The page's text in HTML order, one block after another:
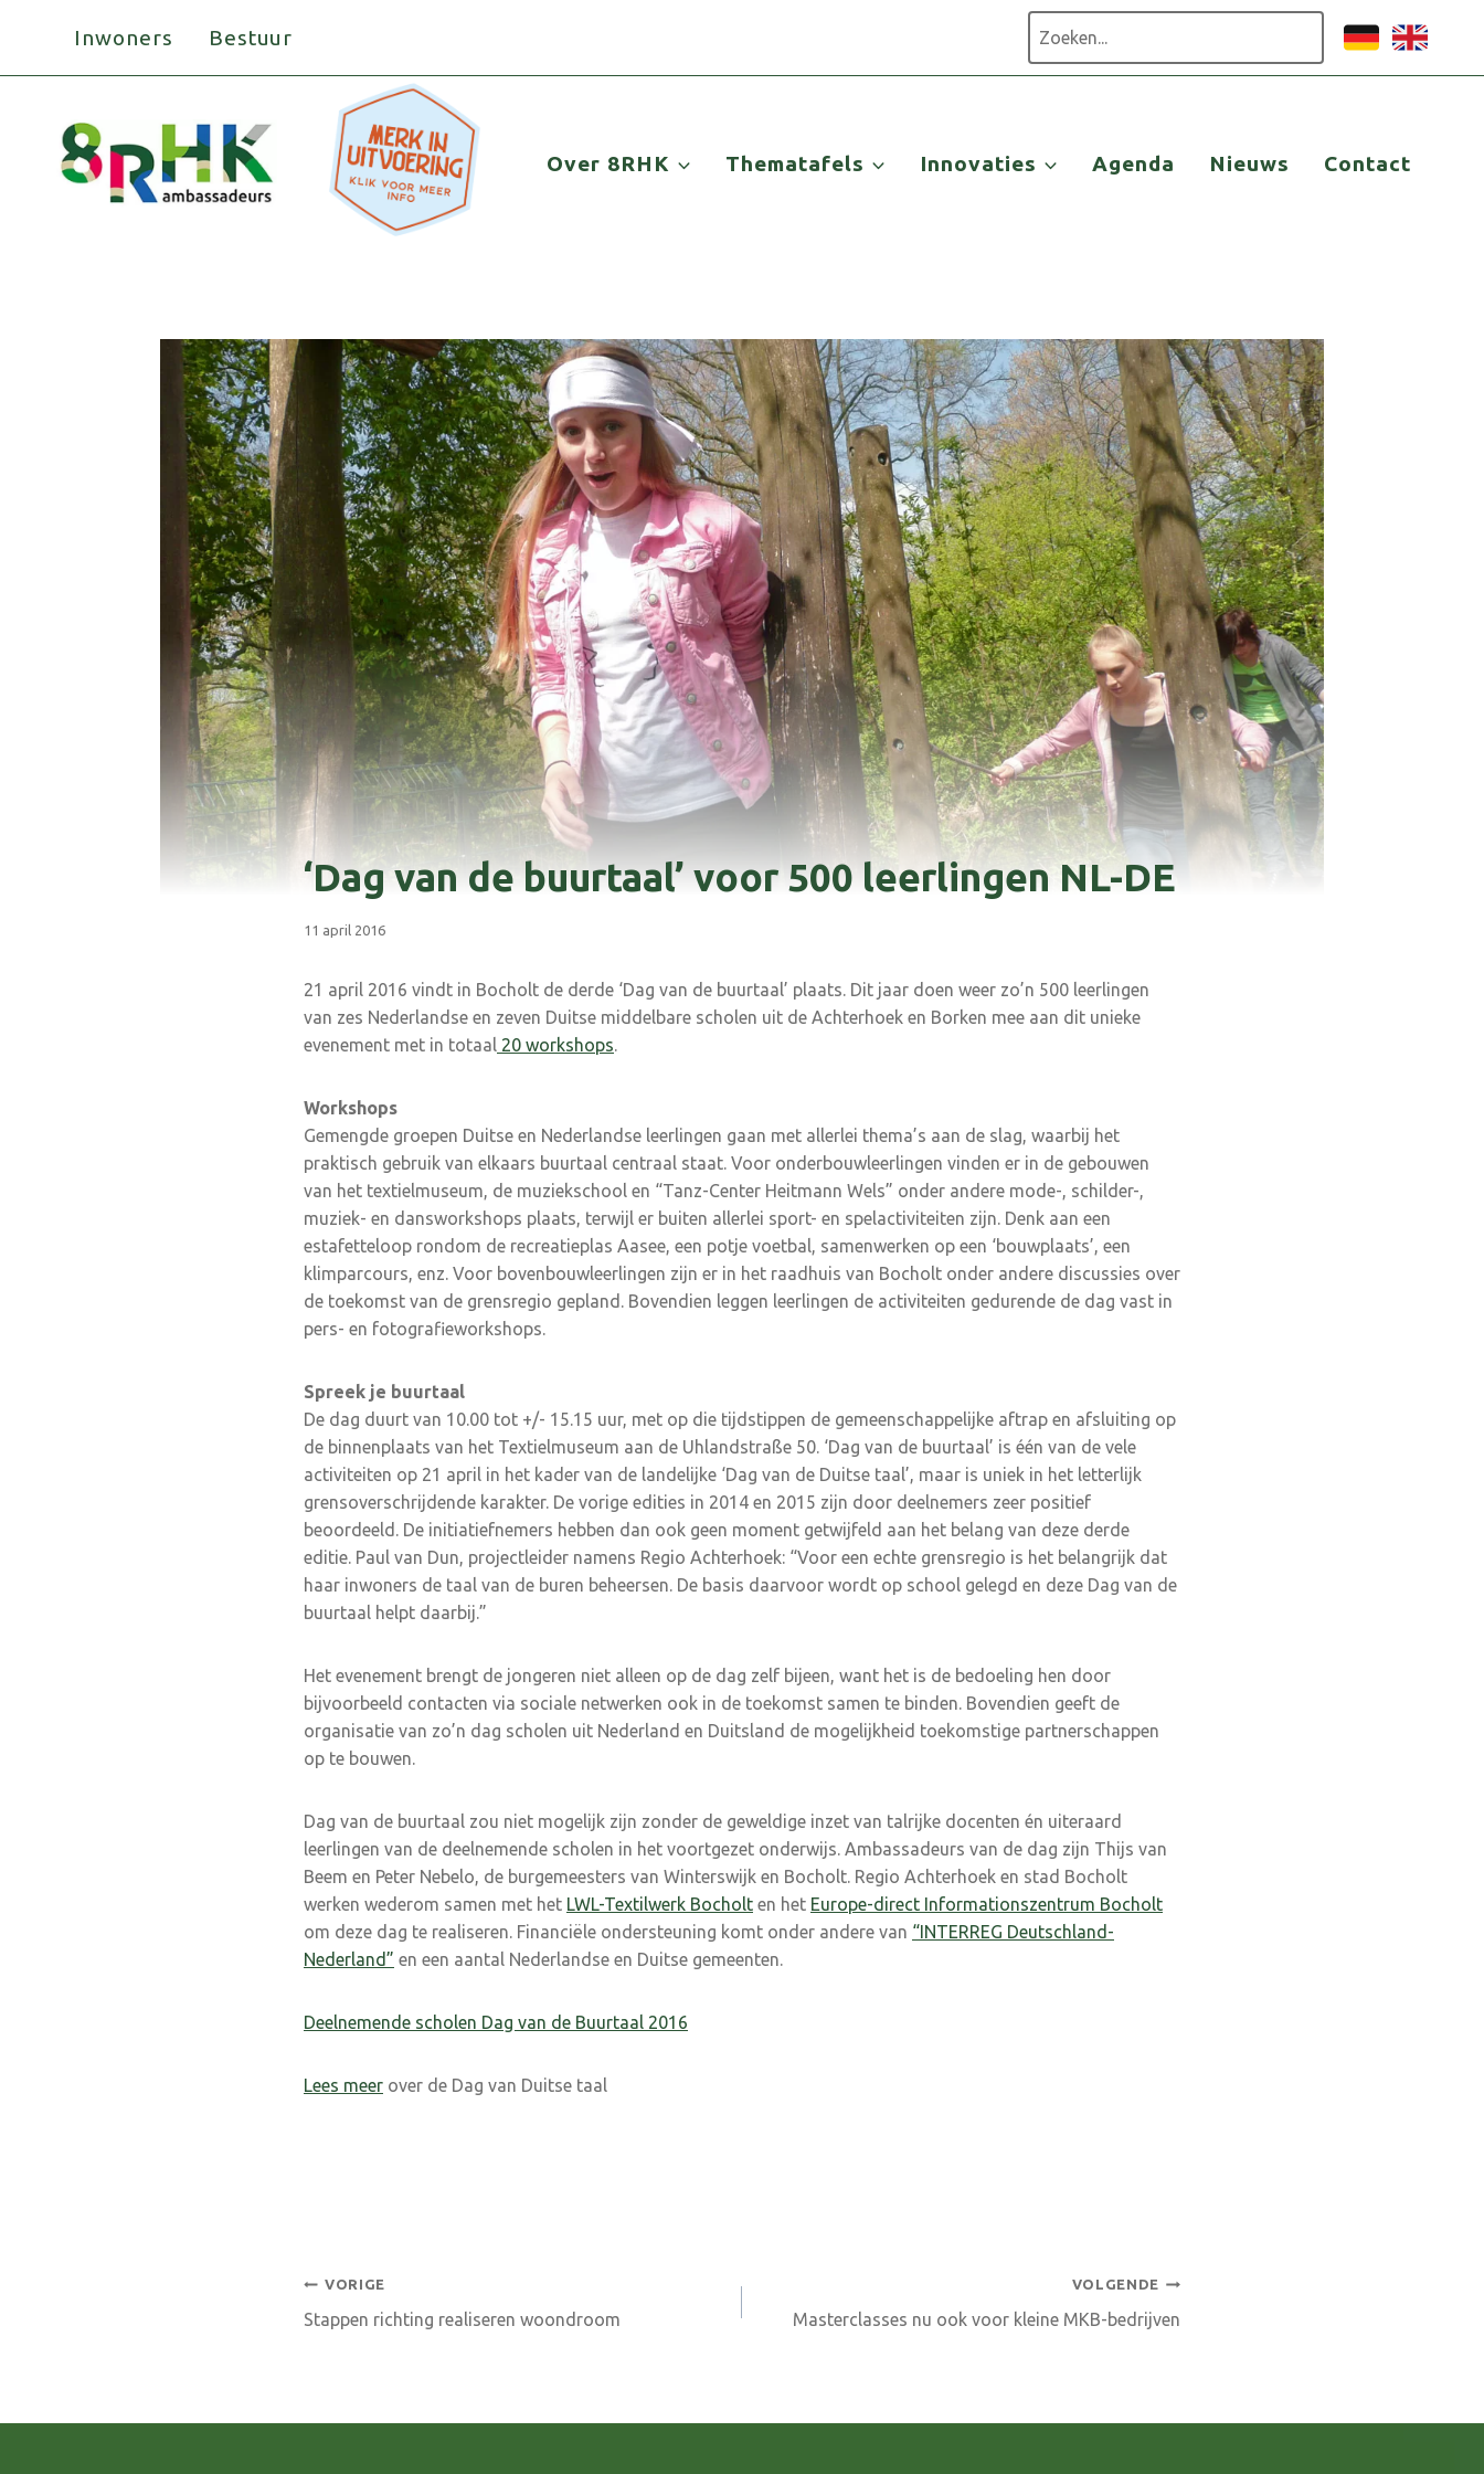
Inwoners Bestuur
Over 8RHK Thematafels Innovaties Agenda Nieuws Contact
‘Dag van de buurtaal’ voor 500 leerlingen NL-DE
11 april 2016
21 april 2016 vindt in Bocholt de derde ‘Dag van de buurtaal’ plaats. Dit jaar doen weer zo’n 500 leerlingen
van zes Nederlandse en zeven Duitse middelbare scholen uit de Achterhoek en Borken mee aan dit unieke
evenement met in totaal 20 workshops.
Workshops
Gemengde groepen Duitse en Nederlandse leerlingen gaan met allerlei thema’s aan de slag, waarbij het
praktisch gebruik van elkaars buurtaal centraal staat. Voor onderbouwleerlingen vinden er in de gebouwen
van het textielmuseum, de muziekschool en “Tanz-Center Heitmann Wels” onder andere mode-, schilder-,
muziek- en dansworkshops plaats, terwijl er buiten allerlei sport- en spelactiviteiten zijn. Denk aan een
estafetteloop rondom de recreatieplas Aasee, een potje voetbal, samenwerken op een ‘bouwplaats’, een
klimparcours, enz. Voor bovenbouwleerlingen zijn er in het raadhuis van Bocholt onder andere discussies over
de toekomst van de grensregio gepland. Bovendien leggen leerlingen de activiteiten gedurende de dag vast in
pers- en fotografieworkshops.
Spreek je buurtaal
De dag duurt van 10.00 tot +/- 15.15 uur, met op die tijdstippen de gemeenschappelijke aftrap en afsluiting op
de binnenplaats van het Textielmuseum aan de Uhlandstraße 50. ‘Dag van de buurtaal’ is één van de vele
activiteiten op 21 april in het kader van de landelijke ‘Dag van de Duitse taal’, maar is uniek in het letterlijk
grensoverschrijdende karakter. De vorige edities in 2014 en 2015 zijn door deelnemers zeer positief
beoordeeld. De initiatiefnemers hebben dan ook geen moment getwijfeld aan het belang van deze derde
editie. Paul van Dun, projectleider namens Regio Achterhoek: “Voor een echte grensregio is het belangrijk dat
haar inwoners de taal van de buren beheersen. De basis daarvoor wordt op school gelegd en deze Dag van de
buurtaal helpt daarbij.”
Het evenement brengt de jongeren niet alleen op de dag zelf bijeen, want het is de bedoeling hen door
bijvoorbeeld contacten via sociale netwerken ook in de toekomst samen te binden. Bovendien geeft de
organisatie van zo’n dag scholen uit Nederland en Duitsland de mogelijkheid toekomstige partnerschappen
op te bouwen.
Dag van de buurtaal zou niet mogelijk zijn zonder de geweldige inzet van talrijke docenten én uiteraard
leerlingen van de deelnemende scholen in het voortgezet onderwijs. Ambassadeurs van de dag zijn Thijs van
Beem en Peter Nebelo, de burgemeesters van Winterswijk en Bocholt. Regio Achterhoek en stad Bocholt
werken wederom samen met het LWL-Textilwerk Bocholt en het Europe-direct Informationszentrum Bocholt
om deze dag te realiseren. Financiële ondersteuning komt onder andere van “INTERREG Deutschland-
Nederland” en een aantal Nederlandse en Duitse gemeenten.
Deelnemende scholen Dag van de Buurtaal 2016
Lees meer over de Dag van Duitse taal
Bericht
navigatie
VORIGE
Stappen richting realiseren woondroom
VOLGENDE
Masterclasses nu ook voor kleine MKB-bedrijven